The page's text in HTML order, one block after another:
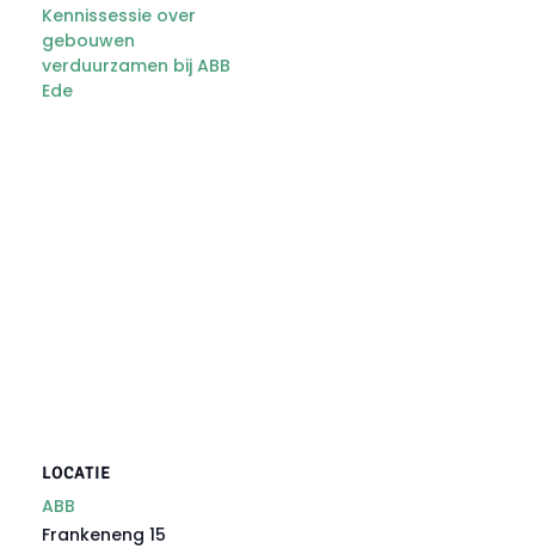
Kennissessie over
gebouwen
verduurzamen bij ABB
Ede
LOCATIE
ABB
Frankeneng 15